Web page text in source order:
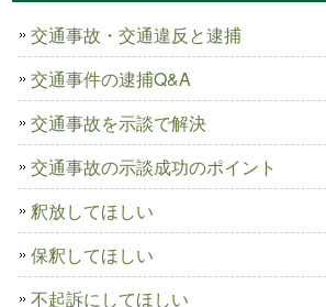
交通事故・交通違反と逮捕
交通事件の逮捕Q&A
交通事故を示談で解決
交通事故の示談成功のポイント
釈放してほしい
保釈してほしい
不起訴にしてほしい